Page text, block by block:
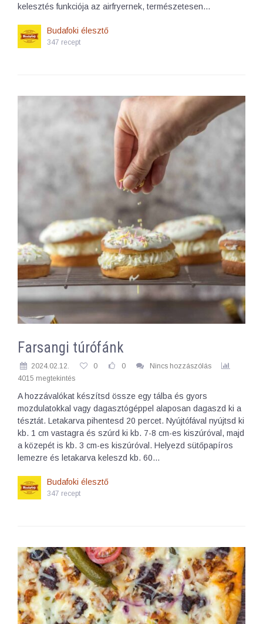
kelesztés funkciója az airfryernek, természetesen…
Budafoki élesztő
347 recept
Farsangi túrófánk
2024.02.12. 0 0
Nincs hozzászólás
4015 megtekintés
A hozzávalókat készítsd össze egy tálba és gyors
mozdulatokkal vagy dagasztógéppel alaposan dagaszd ki a
tésztát. Letakarva pihentesd 20 percet. Nyújtófával nyújtsd ki
kb. 1 cm vastagra és szúrd ki kb. 7-8 cm-es kiszúróval, majd
a közepét is kb. 3 cm-es kiszúróval. Helyezd sütőpapíros
lemezre és letakarva keleszd kb. 60…
Budafoki élesztő
347 recept